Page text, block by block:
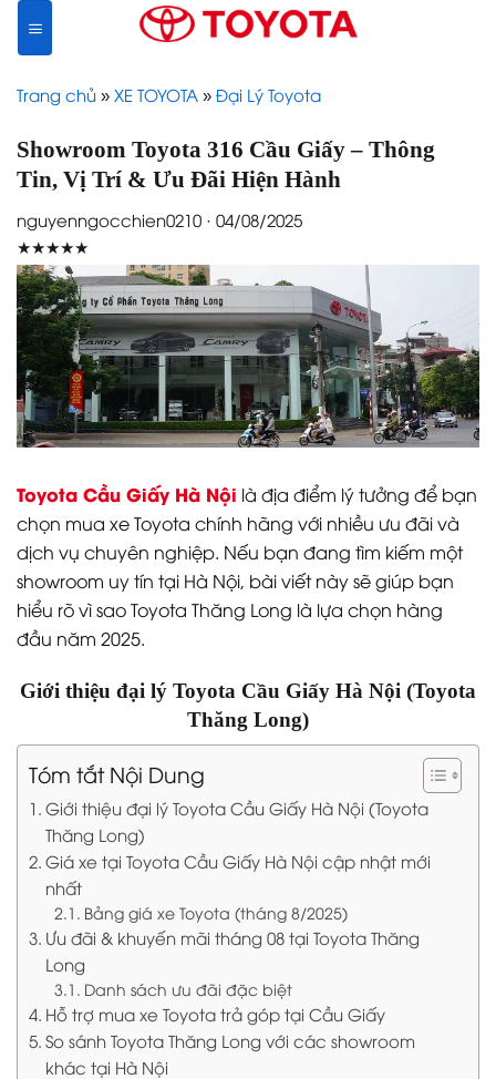
content
Trang chủ » XE TOYOTA » Đại Lý Toyota
Showroom Toyota 316 Cầu Giấy – Thông
Tin, Vị Trí & Ưu Đãi Hiện Hành
nguyenngocchien0210 · 04/08/2025
★★★★★
Toyota Cầu Giấy Hà Nội là địa điểm lý tưởng để bạn
chọn mua xe Toyota chính hãng với nhiều ưu đãi và
dịch vụ chuyên nghiệp. Nếu bạn đang tìm kiếm một
showroom uy tín tại Hà Nội, bài viết này sẽ giúp bạn
hiểu rõ vì sao Toyota Thăng Long là lựa chọn hàng
đầu năm 2025.
Giới thiệu đại lý Toyota Cầu Giấy Hà Nội (Toyota
Thăng Long)
Tóm tắt Nội Dung
Giới thiệu đại lý Toyota Cầu Giấy Hà Nội (Toyota
Thăng Long)
Giá xe tại Toyota Cầu Giấy Hà Nội cập nhật mới
nhất
Bảng giá xe Toyota (tháng 8/2025)
Ưu đãi & khuyến mãi tháng 08 tại Toyota Thăng
Long
Danh sách ưu đãi đặc biệt
Hỗ trợ mua xe Toyota trả góp tại Cầu Giấy
So sánh Toyota Thăng Long với các showroom
khác tại Hà Nội